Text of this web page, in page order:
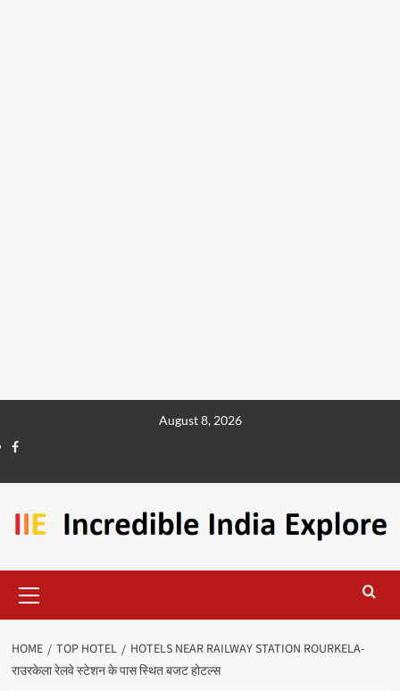
August 8, 2026
HOME TOP HOTEL
HOTELS NEAR RAILWAY STATION ROURKELA-
राउरकेला रेलवे स्टेशन के पास स्थित बजट होटल्स